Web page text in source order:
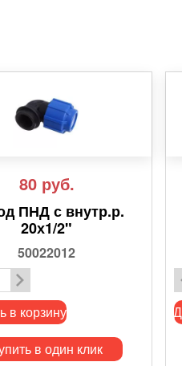
80 руб.
ПНД с внутр.р.
20х1/2"
50022012
в корзину
в один клик